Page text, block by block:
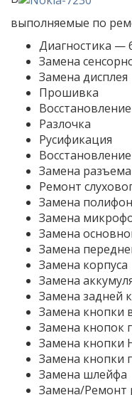
выполняемые по
Диагностика —
Замена
Замена дисплея
Прошивка
Разлочка
Русификация
Замена
Ремонт
Замена
Замена
Замена
Замена
Замена корпуса
Замена
Замена задней
Замена кнопки
Замена кнопок
Замена кнопки
Замена кнопки
Замена шлейфа
Замена/Ремонт